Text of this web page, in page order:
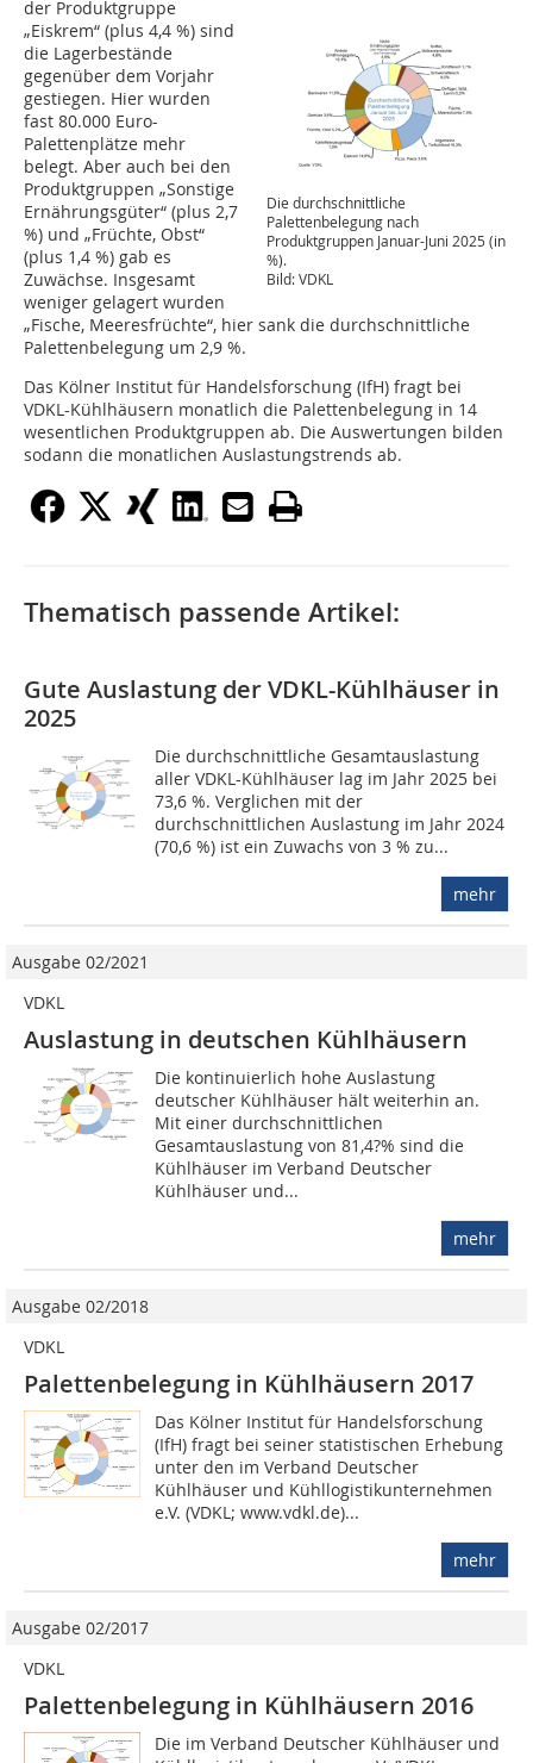
Die durchschnittliche
Palettenbelegung nach
Produktgruppen Januar-Juni 2025 (in
%).
Bild: VDKL
der Produktgruppe
„Eiskrem“ (plus 4,4 %) sind
die Lagerbestände
gegenüber dem Vorjahr
gestiegen. Hier wurden
fast 80.000 Euro-
Palettenplätze mehr
belegt. Aber auch bei den
Produktgruppen „Sonstige
Ernährungsgüter“ (plus 2,7
%) und „Früchte, Obst“
(plus 1,4 %) gab es
Zuwächse. Insgesamt
weniger gelagert wurden
„Fische, Meeresfrüchte“, hier sank die durchschnittliche
Palettenbelegung um 2,9 %.
Das Kölner Institut für Handelsforschung (IfH) fragt bei
VDKL-Kühlhäusern monatlich die Palettenbelegung in 14
wesentlichen Produktgruppen ab. Die Auswertungen bilden
sodann die monatlichen Auslastungstrends ab.
Thematisch passende Artikel:
Gute Auslastung der VDKL-Kühlhäuser in
2025
Die durchschnittliche Gesamtauslastung
aller VDKL-Kühlhäuser lag im Jahr 2025 bei
73,6 %. Verglichen mit der
durchschnittlichen Auslastung im Jahr 2024
(70,6 %) ist ein Zuwachs von 3 % zu...
mehr
Ausgabe 02/2021
VDKL
Auslastung in deutschen Kühlhäusern
Die kontinuierlich hohe Auslastung
deutscher Kühlhäuser hält weiterhin an.
Mit einer durchschnittlichen
Gesamtauslastung von 81,4?% sind die
Kühlhäuser im Verband Deutscher
Kühlhäuser und...
mehr
Ausgabe 02/2018
VDKL
Palettenbelegung in Kühlhäusern 2017
Das Kölner Institut für Handelsforschung
(IfH) fragt bei seiner statistischen Erhebung
unter den im Verband Deutscher
Kühlhäuser und Kühllogistikunternehmen
e.V. (VDKL; www.vdkl.de)...
mehr
Ausgabe 02/2017
VDKL
Palettenbelegung in Kühlhäusern 2016
Die im Verband Deutscher Kühlhäuser und